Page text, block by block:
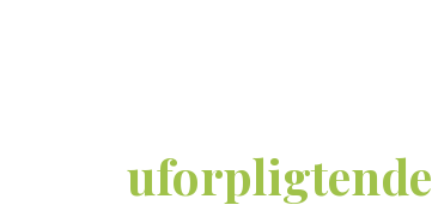
Få etuforpligtende